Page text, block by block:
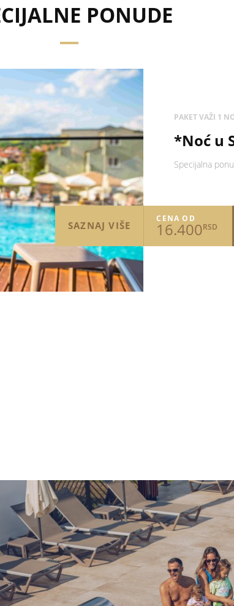
PONUDE
PAKET VAŽI 1
*Noć u
Specijalna
SAZNAJ VIŠE
CENA OD
16.400RSD